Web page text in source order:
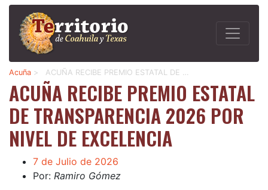
Acuña > ACUÑA RECIBE PREMIO ESTATAL DE …
ACUÑA RECIBE PREMIO ESTATAL
DE TRANSPARENCIA 2026 POR
NIVEL DE EXCELENCIA
7 de Julio de 2026
Por: Ramiro Gómez